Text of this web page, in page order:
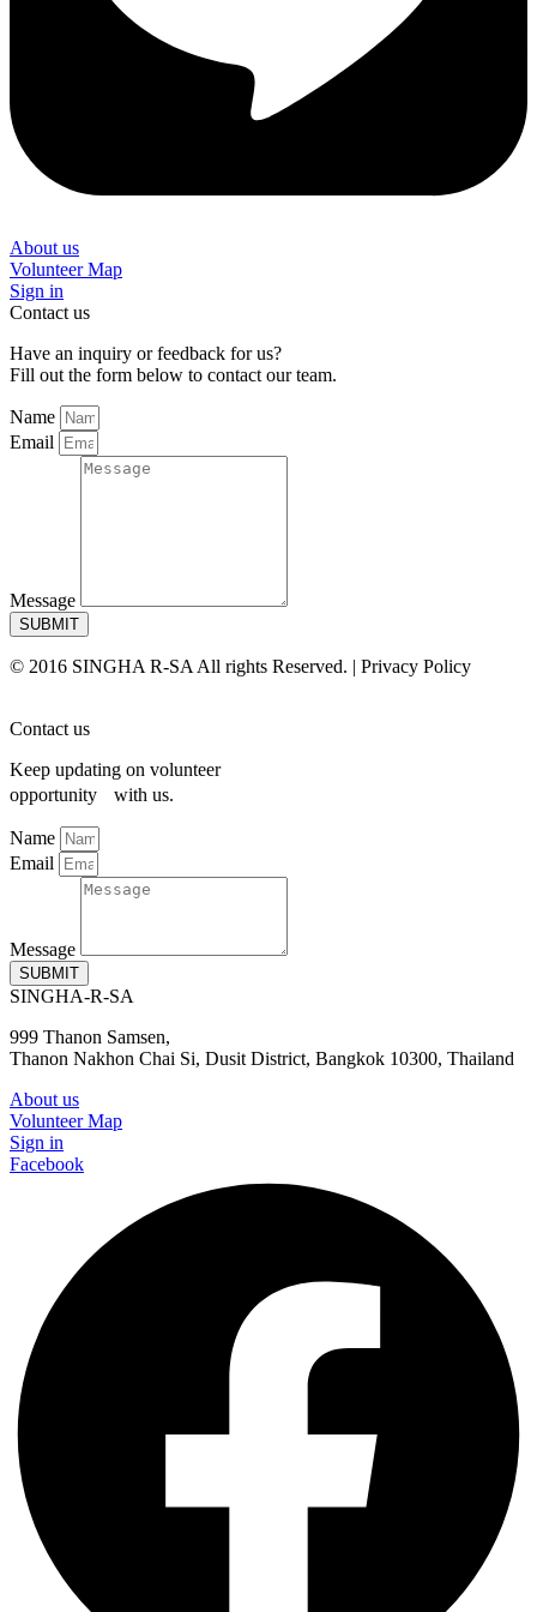
About us
Volunteer Map
Sign in
Contact us
Have an inquiry or feedback for us?
Fill out the form below to contact our team.
Name
Email
Message
SUBMIT
© 2016 SINGHA R-SA All rights Reserved. | Privacy Policy
Contact us
Keep updating on volunteer
opportunity with us.
Name
Email
Message
SUBMIT
SINGHA-R-SA
999 Thanon Samsen,
Thanon Nakhon Chai Si, Dusit District, Bangkok 10300, Thailand
About us
Volunteer Map
Sign in
Facebook